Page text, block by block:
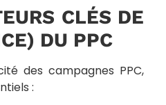
CLÉS DE
DU PPC
des campagnes PPC,
: